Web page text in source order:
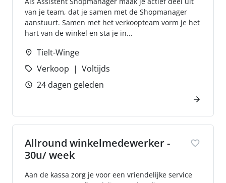
van je team, dat je samen met de Shopmanager
aanstuurt. Samen met het verkoopteam vorm je het
hart van de winkel en sta je in...
Tielt-Winge
Verkoop
Voltijds
24 dagen geleden
Allround winkelmedewerker -
30u/ week
Aan de kassa zorg je voor een vriendelijke service